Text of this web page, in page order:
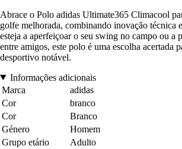
Abrace o Polo adidas Ultimate365 Climacool
golfe melhorada, combinando inovação técnica
esteja a aperfeiçoar o seu swing no campo ou a
entre amigos, este polo é uma escolha acertada
desportivo notável.
Informações adicionais
Marca
adidas
Cor
branco
Cor
Branco
Género
Homem
Grupo etário
Adulto